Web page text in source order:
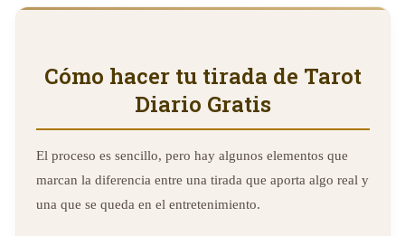
Cómo hacer tu tirada de Tarot
Diario Gratis
El proceso es sencillo, pero hay algunos elementos que
marcan la diferencia entre una tirada que aporta algo real y
una que se queda en el entretenimiento.